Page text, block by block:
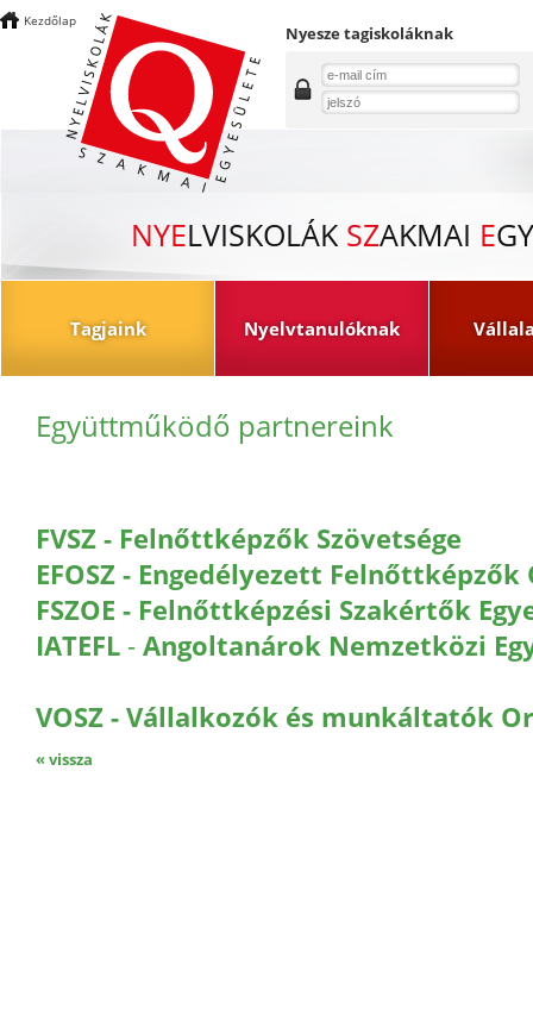
Kezdőlap
NYELVISKOLÁK SZAKMAI E
Nyesze tagiskoláknak
Tagjaink Nyelvtanulóknak
Együttműködő partnereink
FVSZ - Felnőttképzők Szövetsége
EFOSZ - Engedélyezett Felnőttképzők
FSZOE - Felnőttképzési Szakértők
IATEFL - Angoltanárok Nemzetközi
VOSZ - Vállalkozók és munkáltatók
« vissza